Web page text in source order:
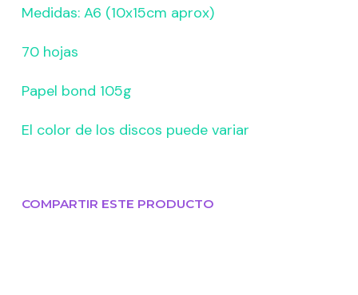
Medidas: A6 (10x15cm aprox)
70 hojas
Papel bond 105g
El color de los discos puede variar
COMPARTIR ESTE PRODUCTO